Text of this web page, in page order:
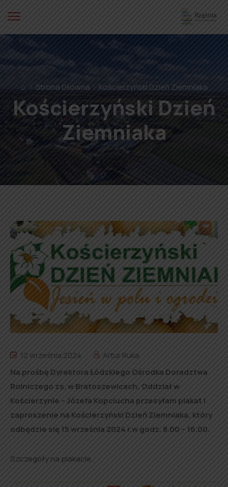
⌂ Strona Główna Kościerzyński Dzień Ziemniaka
Kościerzyński Dzień
Ziemniaka
12 września 2024
Artur Ruka
Na prośbę Dyrektora Łódzkiego Ośrodka Doradztwa
Rolniczego zs. w Bratoszewicach, Oddział w
Kościerzynie – Józefa Kopciucha przesyłam plakat i
zaproszenie na Kościerzyński Dzień Ziemniaka, który
odbędzie się 15 września 2024 r.w godz. 8.00 – 16.00.
Szczegóły na plakacie.